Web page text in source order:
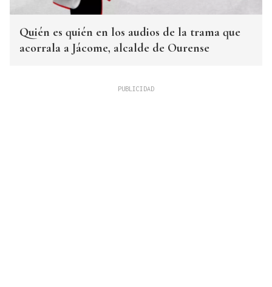
Quién es quién en los audios de la trama que
acorrala a Jácome, alcalde de Ourense